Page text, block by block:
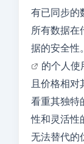
有已同步的
所有数据
据的安全性
的个人使
且价格相
看重其独特
性和灵活性
无法替代的